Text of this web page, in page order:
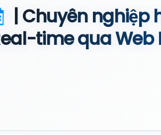
| Chuyên nghiệp
time qua Web